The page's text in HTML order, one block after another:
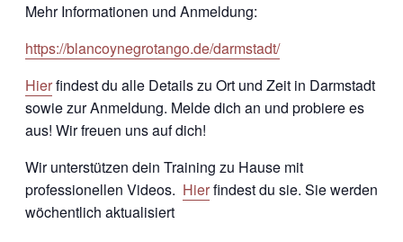
Mehr Informationen und Anmeldung:
https://blancoynegrotango.de/darmstadt/
Hierfindest du alle Details zu Ort und Zeit in Darmstadt
sowie zur Anmeldung. Melde dich an und probiere es
aus! Wir freuen uns auf dich!
Wir unterstützen dein Training zu Hause mit
professionellen Videos. Hierfindest du sie. Sie werden
wöchentlich aktualisiert